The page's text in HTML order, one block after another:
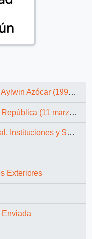
Azócar (1990-1994)
marzo 1990 – 11 marzo 1994)
y Servicios
Exteriores
Enviada